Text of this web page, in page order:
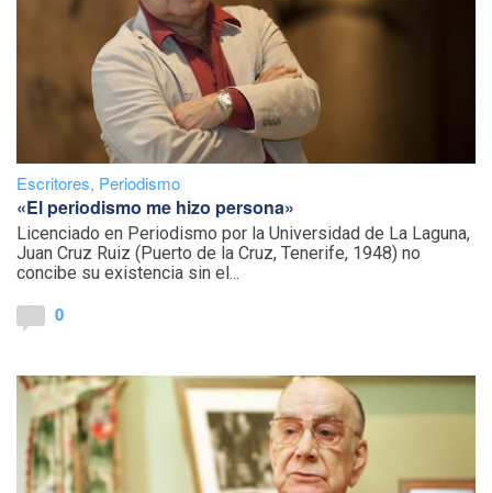
Escritores, Periodismo
«El periodismo me hizo persona»
Licenciado en Periodismo por la Universidad de La Laguna,
Juan Cruz Ruiz (Puerto de la Cruz, Tenerife, 1948) no
concibe su existencia sin el...
0